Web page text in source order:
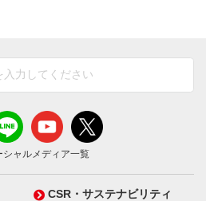
シャルメディア一覧
CSR・サステナビリティ